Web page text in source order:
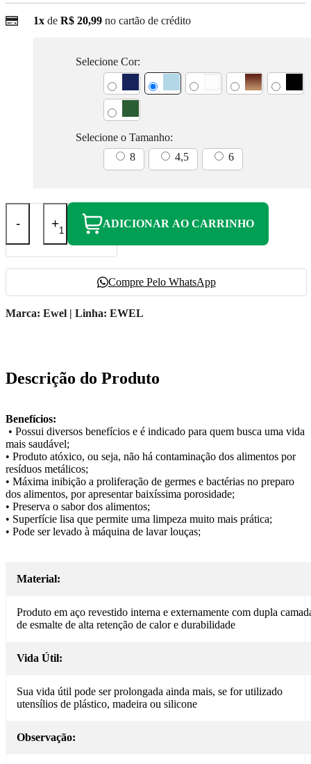
1x de R$ 20,99 no cartão de crédito
Selecione Cor:
Selecione o Tamanho:
8
4,5 6
- + ADICIONAR AO CARRINHO
Compre Pelo WhatsApp
Marca: Ewel | Linha: EWEL
Descrição do Produto
Benefícios:
• Possui diversos benefícios e é indicado para quem busca uma vida
mais saudável;
• Produto atóxico, ou seja, não há contaminação dos alimentos por
resíduos metálicos;
• Máxima inibição a proliferação de germes e bactérias no preparo
dos alimentos, por apresentar baixíssima porosidade;
• Preserva o sabor dos alimentos;
• Superfície lisa que permite uma limpeza muito mais prática;
• Pode ser levado à máquina de lavar louças;
Material:
Produto em aço revestido interna e externamente com dupla
de esmalte de alta retenção de calor e durabilidade
Vida Útil:
Sua vida útil pode ser prolongada ainda mais, se for utilizado
utensílios de plástico, madeira ou silicone
Observação: